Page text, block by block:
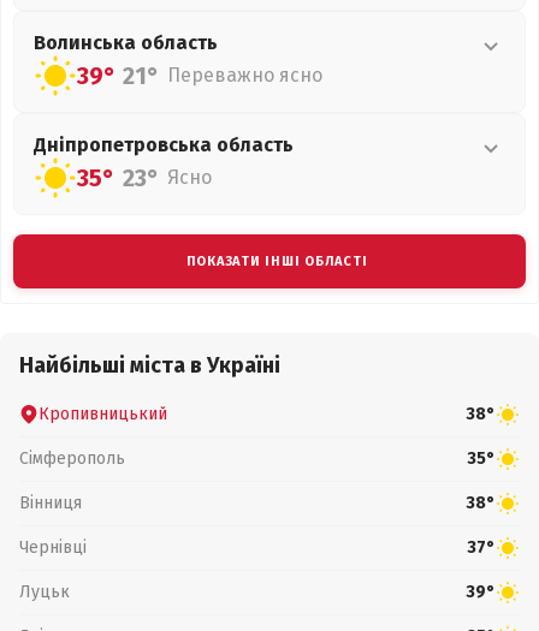
Волинська область
39° 21° Переважно ясно
Дніпропетровська область
35° 23° Ясно
ПОКАЗАТИ ІНШІ ОБЛАСТІ
Найбільші міста в Україні
Кропивницький 38°
Сімферополь 35°
Вінниця 38°
Чернівці 37°
Луцьк 39°